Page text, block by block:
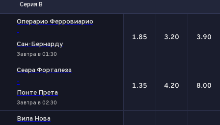
Серия В
Операрио Ферровиарио
-
Сан-Бернарду
Завтра в 01:30
1.85 3.20 3.90
Сеара Форталеза
-
Понте Прета
Завтра в 02:30
1.35 4.20 8.00
Вила Нова